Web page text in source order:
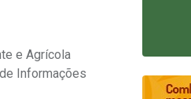
e Agrícola
Informações